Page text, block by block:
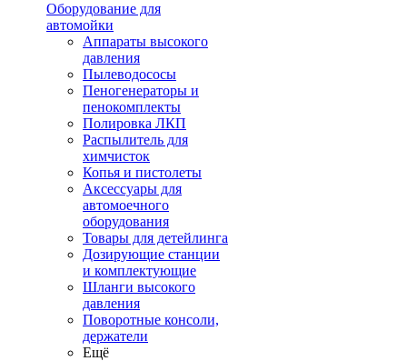
Оборудование для
автомойки
Аппараты высокого
давления
Пылеводососы
Пеногенераторы и
пенокомплекты
Полировка ЛКП
Распылитель для
химчисток
Копья и пистолеты
Аксессуары для
автомоечного
оборудования
Товары для детейлинга
Дозирующие станции
и комплектующие
Шланги высокого
давления
Поворотные консоли,
держатели
Ещё